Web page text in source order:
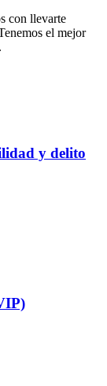
con llevarte
el mejor
y delito